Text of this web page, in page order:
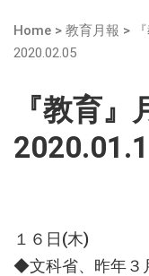
Home > 教育月報 >
2020.02.05
『教育』
１６日(木)
◆文科省、昨年３